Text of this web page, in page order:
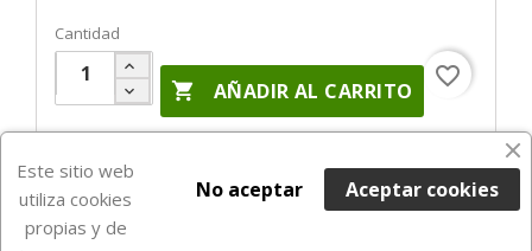
Cantidad
 AÑADIR AL CARRITO
favorite_border

Este sitio web
utiliza cookies
propias y de
Aceptar cookies
No aceptar